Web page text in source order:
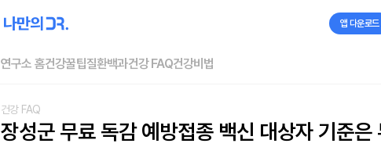
앱 다운로드
연구소 홈건강꿀팁질환백과건강 FAQ건강비법
건강 FAQ
장성군 무료 독감 예방접종 백신 대상자 기준은